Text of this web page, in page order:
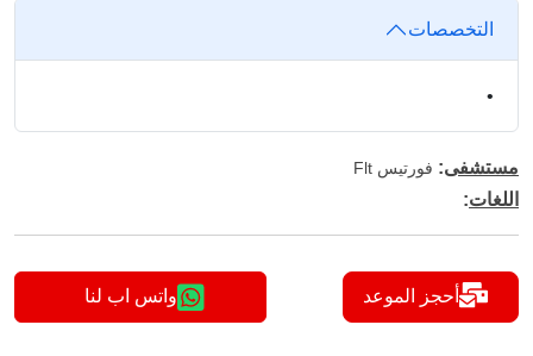
التخصصات
•
مستشفى: فورتيس Flt
اللغات:
أحجز الموعد واتس اب لنا